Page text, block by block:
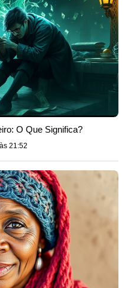
O Que Significa?
21:52